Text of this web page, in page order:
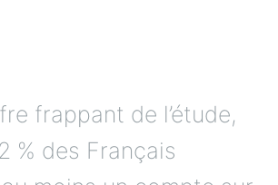
frappant de l’étude,
% des Français